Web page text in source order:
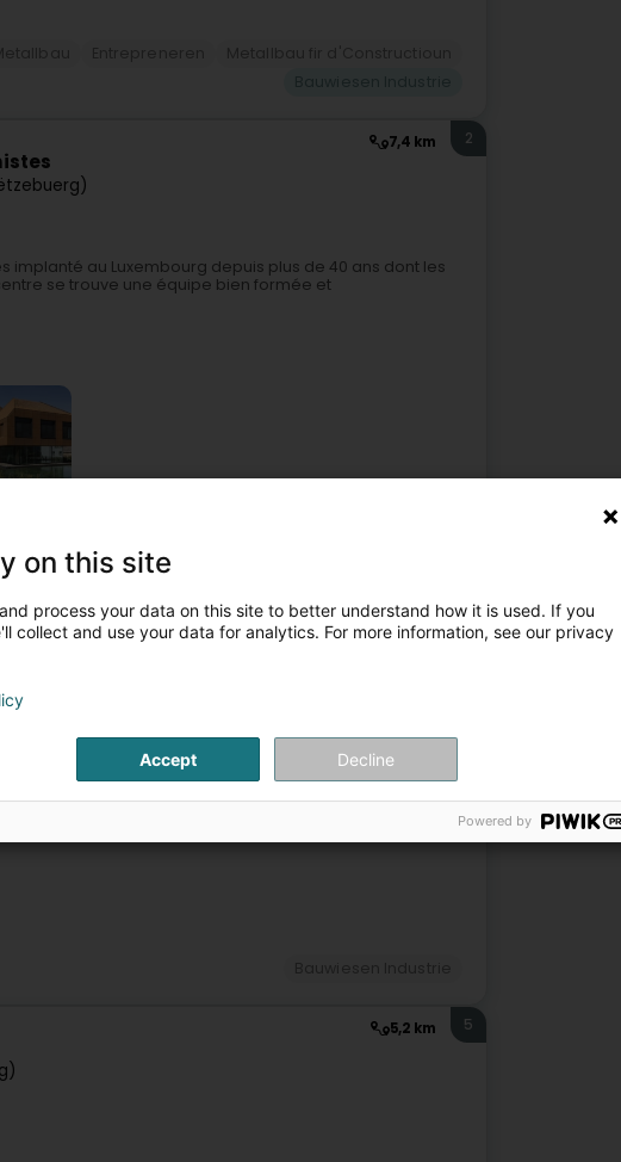
7,4 km 2
implanté au Luxembourg depuis plus de 40 ans dont les
se trouve une équipe bien formée et
5,1 km
Bauwiesen Industrie
4
5,2 km 5
on this site
process your data on this site to better understand how it is used. If you
collect and use your data for analytics. For more information, see our privacy
Accept Decline
Powered by